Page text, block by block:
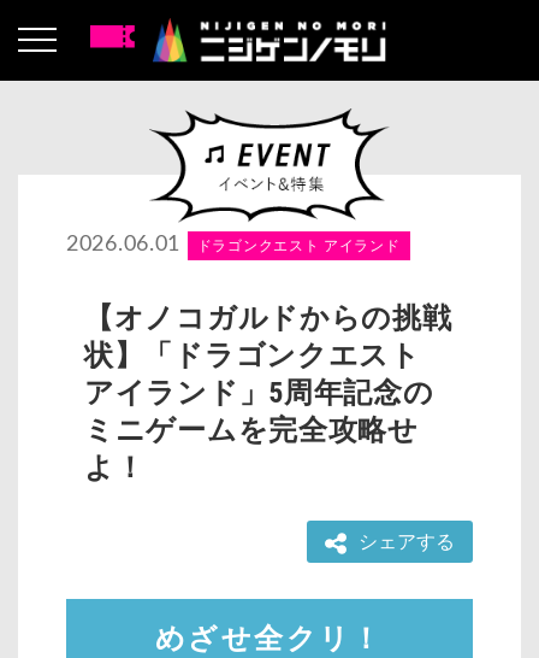
2026.06.01 ドラゴンクエスト アイランド
【オノコガルドからの挑戦
状】「ドラゴンクエスト
アイランド」5周年記念の
ミニゲームを完全攻略せ
よ！
シェアする
めざせ全クリ！